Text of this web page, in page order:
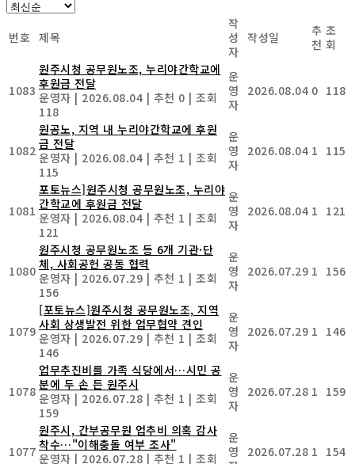
번호 제목
작
성
자
작성일
추
천
조
회
1083
원주시청 공무원노조, 누리야간학교에
후원금 전달
운영자 | 2026.08.04 | 추천 0 | 조회
118
운
영
자
2026.08.04 0 118
1082
원공노, 지역 내 누리야간학교에 후원
금 전달
운영자 | 2026.08.04 | 추천 1 | 조회
115
운
영
자
2026.08.04 1 115
1081
포토뉴스]원주시청 공무원노조, 누리야
간학교에 후원금 전달
운영자 | 2026.08.04 | 추천 1 | 조회
121
운
영
자
2026.08.04 1 121
1080
원주시청 공무원노조 등 6개 기관·단
체, 사회공헌 공동 협력
운영자 | 2026.07.29 | 추천 1 | 조회
156
운
영
자
2026.07.29 1 156
1079
[포토뉴스]원주시청 공무원노조, 지역
사회 상생발전 위한 업무협약 견인
운영자 | 2026.07.29 | 추천 1 | 조회
146
운
영
자
2026.07.29 1 146
1078
업무추진비를 가족 식당에서…시민 공
분에 두 손 든 원주시
운영자 | 2026.07.28 | 추천 1 | 조회
159
운
영
자
2026.07.28 1 159
1077
원주시, 간부공무원 업추비 의혹 감사
착수…"이해충돌 여부 조사"
운영자 | 2026.07.28 | 추천 1 | 조회
운
영
2026.07.28 1 154